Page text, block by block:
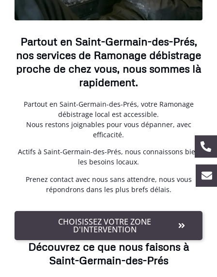
Partout en Saint-Germain-des-Prés,
nos services de Ramonage débistrage
proche de chez vous, nous sommes là
rapidement.
Partout en Saint-Germain-des-Prés, votre Ramonage
débistrage local est accessible.
Nous restons joignables pour vous dépanner, avec
efficacité.
Actifs à Saint-Germain-des-Prés, nous connaissons bien
les besoins locaux.
Prenez contact avec nous sans attendre, nous vous
répondrons dans les plus brefs délais.
CHOISISSEZ VOTRE ZONE
D'INTERVENTION
Découvrez ce que nous faisons à
Saint-Germain-des-Prés